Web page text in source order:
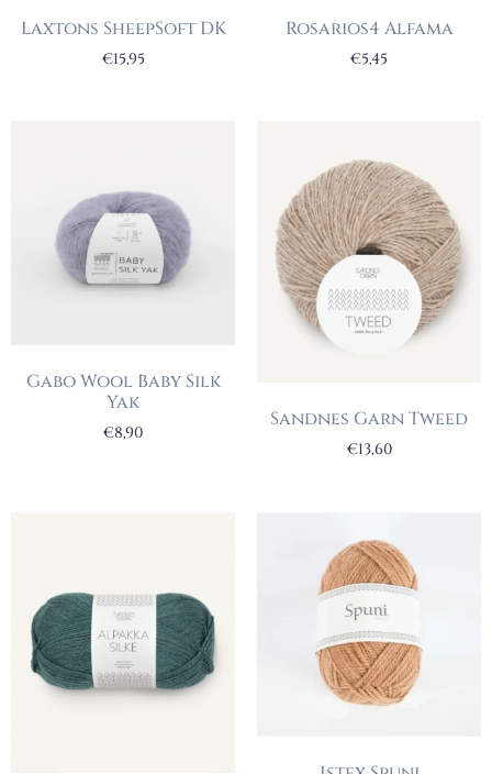
Laxtons SheepSoft DK
€15,95
Rosarios4 Alfama
€5,45
Gabo Wool Baby Silk
Yak
€8,90
Sandnes Garn Tweed
€13,60